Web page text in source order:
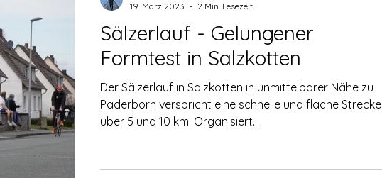
Sälzerlauf - Gelungener
Formtest in Salzkotten
Der Sälzerlauf in Salzkotten in unmittelbarer Nähe zu
Paderborn verspricht eine schnelle und flache Strecke
über 5 und 10 km. Organisiert...
19. März 2023
2 Min. Lesezeit